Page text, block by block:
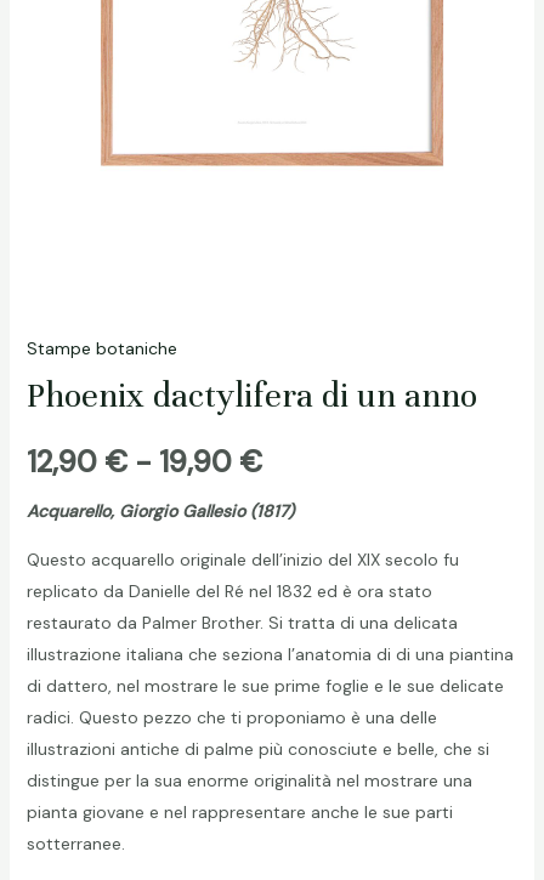
Stampe botaniche
Phoenix dactylifera di un anno
12,90 € - 19,90 €Fascia
di
prezzo:
da
12,90 €
a
19,90 €
Acquarello, Giorgio Gallesio (1817)
Questo acquarello originale dell’inizio del XIX secolo fu
replicato da Danielle del Ré nel 1832 ed è ora stato
restaurato da Palmer Brother. Si tratta di una delicata
illustrazione italiana che seziona l’anatomia di di una piantina
di dattero, nel mostrare le sue prime foglie e le sue delicate
radici. Questo pezzo che ti proponiamo è una delle
illustrazioni antiche di palme più conosciute e belle, che si
distingue per la sua enorme originalità nel mostrare una
pianta giovane e nel rappresentare anche le sue parti
sotterranee.